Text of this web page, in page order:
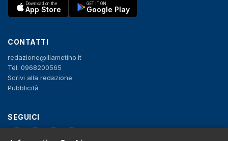
Download on the
App Store
GET IT ON
Google Play
CONTATTI
redazione@illametino.it
Tel: 0968200565
Scrivi alla redazione
Pubblicità
SEGUICI